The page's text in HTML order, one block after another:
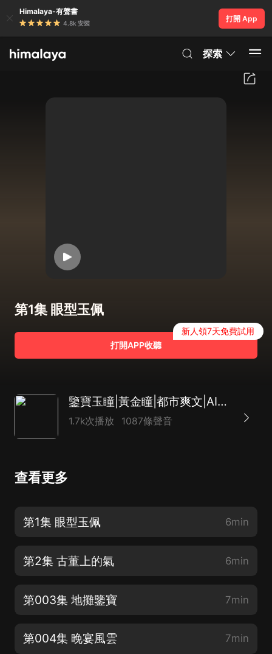
Himalaya-有聲書
4.8k 安裝
打開 App
探索
第1集 眼型玉佩
打開APP收聽
新人領7天免費試用
鑒寶玉瞳|黃金瞳|都市爽文|AI多播
1.7k次播放 1087條聲音
查看更多
第1集 眼型玉佩 6min
第2集 古董上的氣 6min
第003集 地攤鑒寶 7min
第004集 晚宴風雲 7min